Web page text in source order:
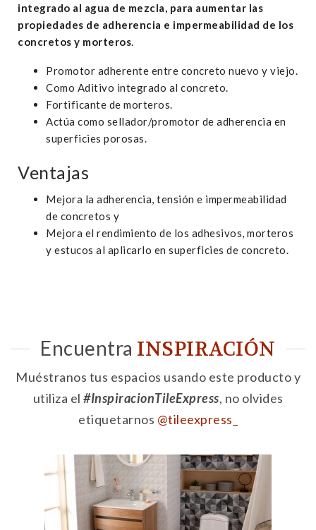
integrado al agua de mezcla, para aumentar las
propiedades de adherencia e impermeabilidad de los
concretos y morteros.
Promotor adherente entre concreto nuevo y viejo.
Como Aditivo integrado al concreto.
Fortificante de morteros.
Actúa como sellador/promotor de adherencia en
superficies porosas.
Ventajas
Mejora la adherencia, tensión e impermeabilidad
de concretos y
Mejora el rendimiento de los adhesivos, morteros
y estucos al aplicarlo en superficies de concreto.
Encuentra INSPIRACIÓN
Muéstranos tus espacios usando este producto y
utiliza el #InspiracionTileExpress, no olvides
etiquetarnos @tileexpress_